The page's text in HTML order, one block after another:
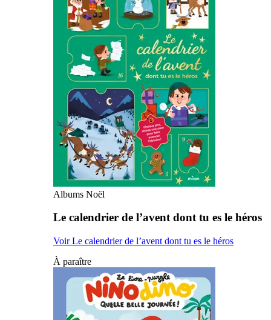
Albums Noël
Le calendrier de l’avent dont tu es le héros
Voir Le calendrier de l’avent dont tu es le héros
À paraître